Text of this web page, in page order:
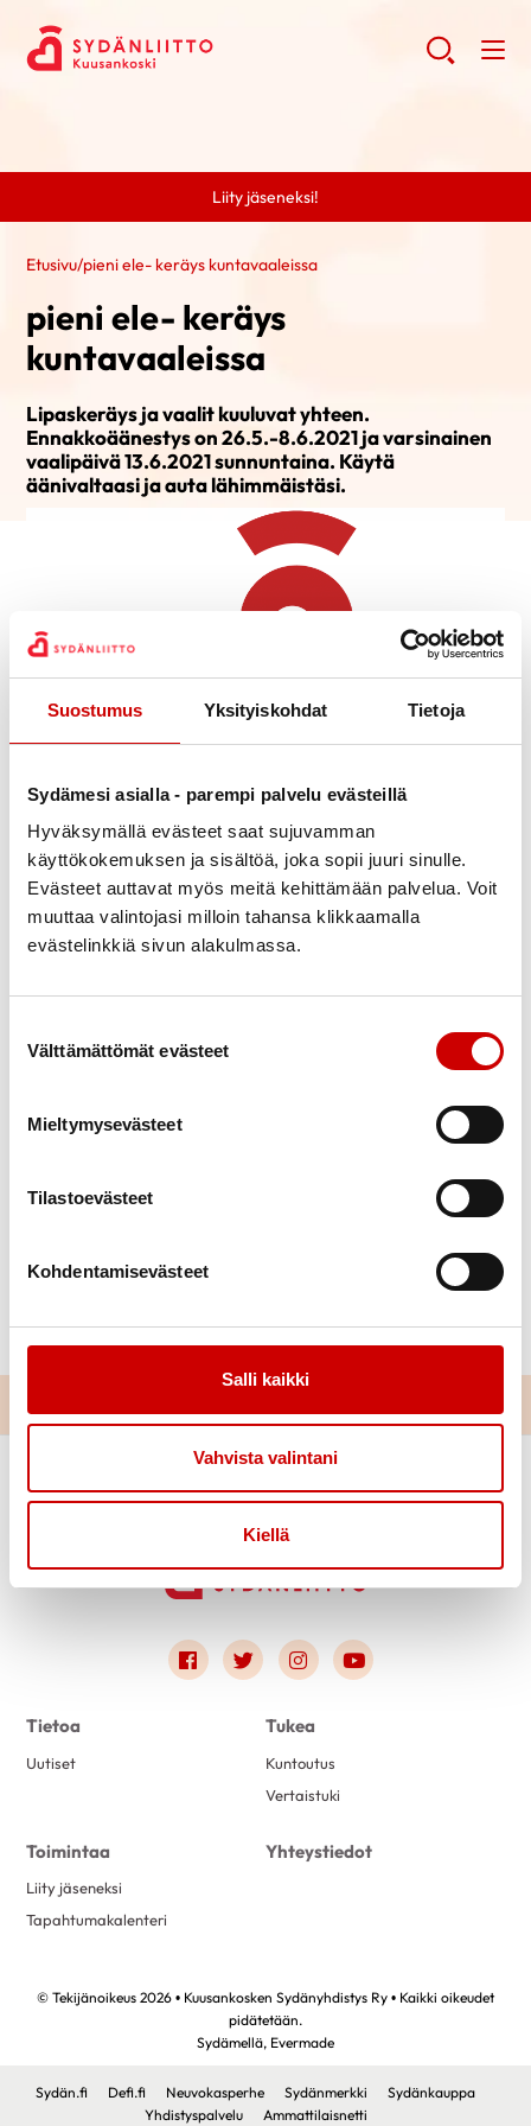
Suostumus Yksityiskohdat Tietoja
Sydämesi asialla - parempi palvelu evästeillä
Hyväksymällä evästeet saat sujuvamman
käyttökokemuksen ja sisältöä, joka sopii juuri sinulle.
Evästeet auttavat myös meitä kehittämään palvelua. Voit
muuttaa valintojasi milloin tahansa klikkaamalla
evästelinkkiä sivun alakulmassa.
Välttämättömät evästeet
Mieltymysevästeet
Tilastoevästeet
Kohdentamisevästeet
Salli kaikki
Vahvista valintani
Kiellä
Liity jäseneksi!
Etusivu/pieni ele- keräys kuntavaaleissa
pieni ele- keräys
kuntavaaleissa
Lipaskeräys ja vaalit kuuluvat yhteen.
Ennakkoäänestys on 26.5.-8.6.2021 ja varsinainen
vaalipäivä 13.6.2021 sunnuntaina. Käytä
äänivaltaasi ja auta lähimmäistäsi.
Jaa Whatsapp
Jaa Facebook
Jaa TwitterJaa Linkedin
Jaa EmailJaa Print
Suomen Sydänliitto ry osallistuu keräykseen
yhdistystensä kautta. Kuusankosken Sydänyhdistys ry
on mukana 7 henkilön ja 8 päivän panoksella. Näissä
ja lipasvahdeista on pulaa. Ilmoittaudu lipasvahdiksi
oman alueesi sydänyhdistykselle nyt heti, jotta ehdit
mukaan auttamaan.
Link to facebook
Link to twitter
Link to instagram
Link to youtube
Tietoa
Uutiset
Tukea
Kuntoutus
Vertaistuki
Toimintaa
Liity jäseneksi
Tapahtumakalenteri
Yhteystiedot
© Tekijänoikeus 2026 • Kuusankosken Sydänyhdistys Ry • Kaikki oikeudet
pidätetään.
Sydämellä, Evermade
Sydän.fi Defi.fi Neuvokasperhe Sydänmerkki
Sydänkauppa
Yhdistyspalvelu
Ammattilaisnetti